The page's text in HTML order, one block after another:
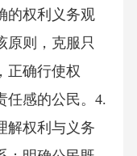
的权利义务观
原则，克服只
正确行使权
任感的公民。4.
解权利与义务